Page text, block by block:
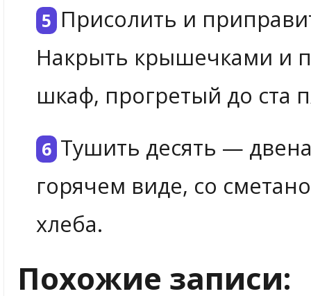
Присолить и
Накрыть крышечками и
шкаф, прогретый до ста
Тушить десять —
горячем виде, со
хлеба.
Похожие записи: